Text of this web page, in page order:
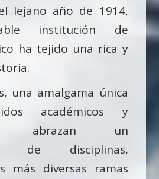
lejano año de 1914,
institución de
ha tejido una rica y
una amalgama única
académicos y
abrazan un
de disciplinas,
más diversas ramas